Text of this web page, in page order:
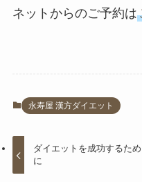
ネットからのご予約は
永寿屋 漢方ダイエット
ダイエットを成功するため
に